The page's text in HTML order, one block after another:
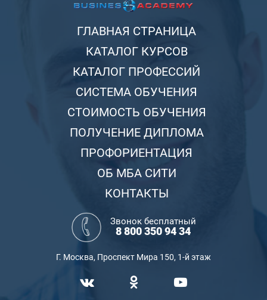
ГЛАВНАЯ СТРАНИЦА
КАТАЛОГ КУРСОВ
КАТАЛОГ ПРОФЕССИЙ
СИСТЕМА ОБУЧЕНИЯ
СТОИМОСТЬ ОБУЧЕНИЯ
ПОЛУЧЕНИЕ ДИПЛОМА
ПРОФОРИЕНТАЦИЯ
ОБ МБА СИТИ
КОНТАКТЫ
Звонок бесплатный
8 800 350 94 34
Г. Москва, Проспект Мира 150, 1-й этаж